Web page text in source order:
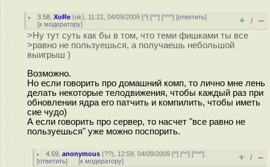
3.58 ,XoRe (ok), 11:21, 04/09/2009 [^] [^^] [^^^] [ответить]
[к модератору] + / –
>Ну тут суть как бы в том, что теми фишками ты все
>равно не пользуешься, а получаешь небольшой
выигрыш )
Возможно.
Но если говорить про домашний комп, то лично мне лень
делать некоторые телодвижения, чтобы каждый раз при
обновлении ядра его патчить и компилить, чтобы иметь
сие чудо)
А если говорить про сервер, то насчет "все равно не
пользуешься" уже можно поспорить.
4.59 ,anonymous (??), 12:59, 04/09/2009 [^] [^^] [^^^]
[ответить] [к модератору] + / –